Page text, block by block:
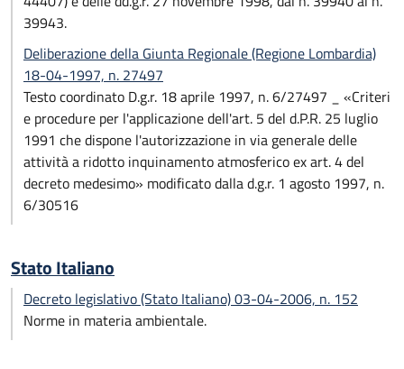
39943.
Deliberazione della Giunta Regionale (Regione Lombardia)
18-04-1997, n. 27497
Testo coordinato D.g.r. 18 aprile 1997, n. 6/27497 _ «Criteri
e procedure per l'applicazione dell'art. 5 del d.P.R. 25 luglio
1991 che dispone l'autorizzazione in via generale delle
attività a ridotto inquinamento atmosferico ex art. 4 del
decreto medesimo» modificato dalla d.g.r. 1 agosto 1997, n.
6/30516
Stato Italiano
Decreto legislativo (Stato Italiano) 03-04-2006, n. 152
Norme in materia ambientale.